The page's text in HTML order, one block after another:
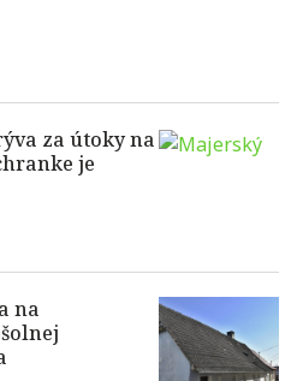
za útoky na
je
na